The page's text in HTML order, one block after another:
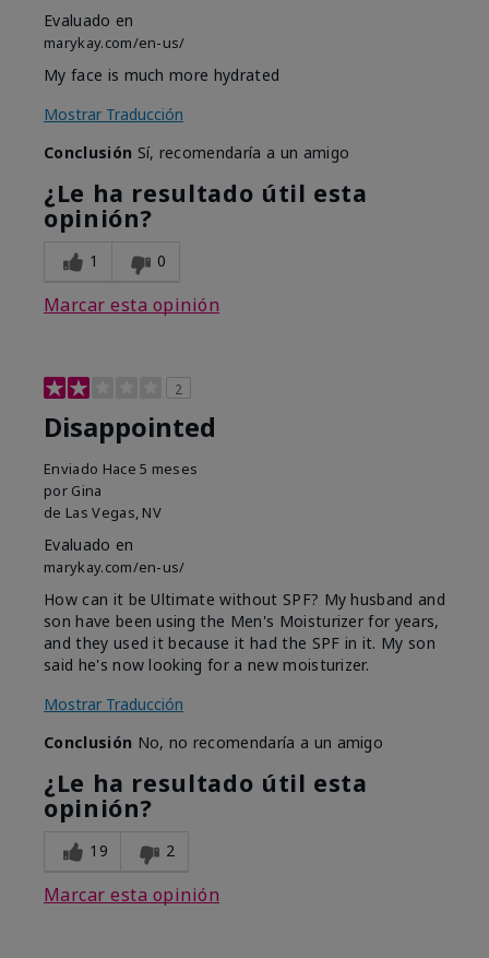
Evaluado en
marykay.com/en-us/
My face is much more hydrated
Mostrar Traducción
Conclusión Sí, recomendaría a un amigo
¿Le ha resultado útil esta
opinión?
1 0
Marcar esta opinión
2
Disappointed
Enviado Hace 5 meses
por Gina
de Las Vegas, NV
Evaluado en
marykay.com/en-us/
How can it be Ultimate without SPF? My husband and
son have been using the Men's Moisturizer for years,
and they used it because it had the SPF in it. My son
said he's now looking for a new moisturizer.
Mostrar Traducción
Conclusión No, no recomendaría a un amigo
¿Le ha resultado útil esta
opinión?
19 2
Marcar esta opinión